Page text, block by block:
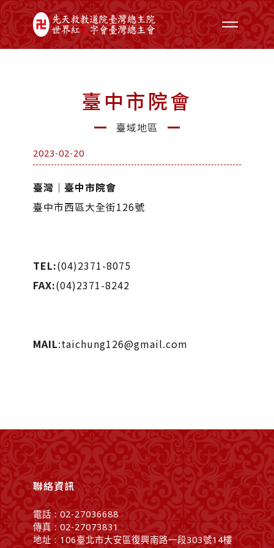
臺中市院會
臺域地區
2023-02-20
臺灣│臺中市院會
臺中市西區大全街126號
TEL:(04)2371-8075
FAX:(04)2371-8242
MAIL:taichung126@gmail.com
聯絡資訊
電話 : 02-27036688
傳真 : 02-27073831
地址 : 106臺北市大安區復興南路一段303號14樓